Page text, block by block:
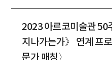
2023 아르코미술관 50
지나가는가》 연계 프
문가 매칭〉